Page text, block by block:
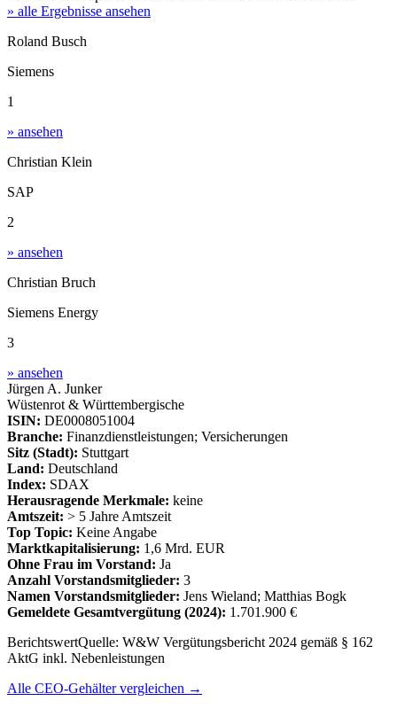
» alle Ergebnisse ansehen
Roland Busch
Siemens
1
» ansehen
Christian Klein
SAP
2
» ansehen
Christian Bruch
Siemens Energy
3
» ansehen
Jürgen A. Junker
Wüstenrot & Württembergische
ISIN: DE0008051004
Branche: Finanzdienstleistungen; Versicherungen
Sitz (Stadt): Stuttgart
Land: Deutschland
Index: SDAX
Herausragende Merkmale: keine
Amtszeit: > 5 Jahre Amtszeit
Top Topic: Keine Angabe
Marktkapitalisierung: 1,6 Mrd. EUR
Ohne Frau im Vorstand: Ja
Anzahl Vorstandsmitglieder: 3
Namen Vorstandsmitglieder: Jens Wieland; Matthias Bogk
Gemeldete Gesamtvergütung (2024): 1.701.900 €
BerichtswertQuelle: W&W Vergütungsbericht 2024 gemäß § 162
AktG inkl. Nebenleistungen
Alle CEO-Gehälter vergleichen →